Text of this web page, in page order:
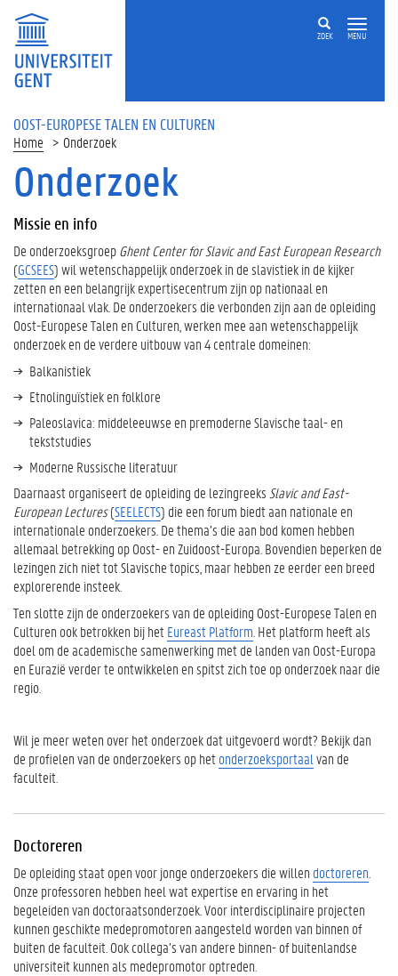
ZOEK MENU
OOST-EUROPESE TALEN EN CULTUREN
Home Onderzoek
Op
pagina
M
i
s
s
i
e
n
i
n
f
o
c
t
o
r
e
r
e
n
Onderzoek
Missie en info
De onderzoeksgroepGhent Center for Slavic and East European Research
(GCSEES) wil wetenschappelijk onderzoek in de slavistiek in de kijker
zetten en een belangrijk expertisecentrum zijn op nationaal en
internationaal vlak. De onderzoekers die verbonden zijn aan de opleiding
Oost-Europese Talen en Culturen, werken mee aan wetenschappelijk
onderzoek en de verdere uitbouw van 4 centrale domeinen:
Balkanistiek
Etnolinguïstiek en folklore
Paleoslavica: middeleeuwse en premoderne Slavische taal- en
tekststudies
Moderne Russische literatuur
Daarnaast organiseert de opleiding de lezingreeks Slavic and East-
European Lectures(SEELECTS) die een forum biedt aan nationale en
internationale onderzoekers. De thema’s die aan bod komen hebben
allemaal betrekking op Oost- en Zuidoost-Europa. Bovendien beperken de
lezingen zich niet tot Slavische topics, maar hebben ze eerder een breed
explorerende insteek.
Ten slotte zijn de onderzoekers van de opleiding Oost-Europese Talen en
Culturen ook betrokken bij hetEureast Platform . Het platform heeft als
doel om de academische samenwerking met de landen van Oost-Europa
en Eurazië verder te ontwikkelen en spitst zich toe op onderzoek naar die
regio.
Wil je meer weten over het onderzoek dat uitgevoerd wordt? Bekijk dan
de profielen van de onderzoekers op hetonderzoeksportaalvan de
faculteit.
Doctoreren
De opleiding staat open voor jonge onderzoekers die willen doctoreren
Onze professoren hebben heel wat expertise en ervaring in het
begeleiden van doctoraatsonderzoek. Voor interdisciplinaire projecten
kunnen geschikte medepromotoren aangesteld worden van binnen of
buiten de faculteit. Ook collega’s van andere binnen- of buitenlandse
universiteit kunnen als medepromotor optreden.